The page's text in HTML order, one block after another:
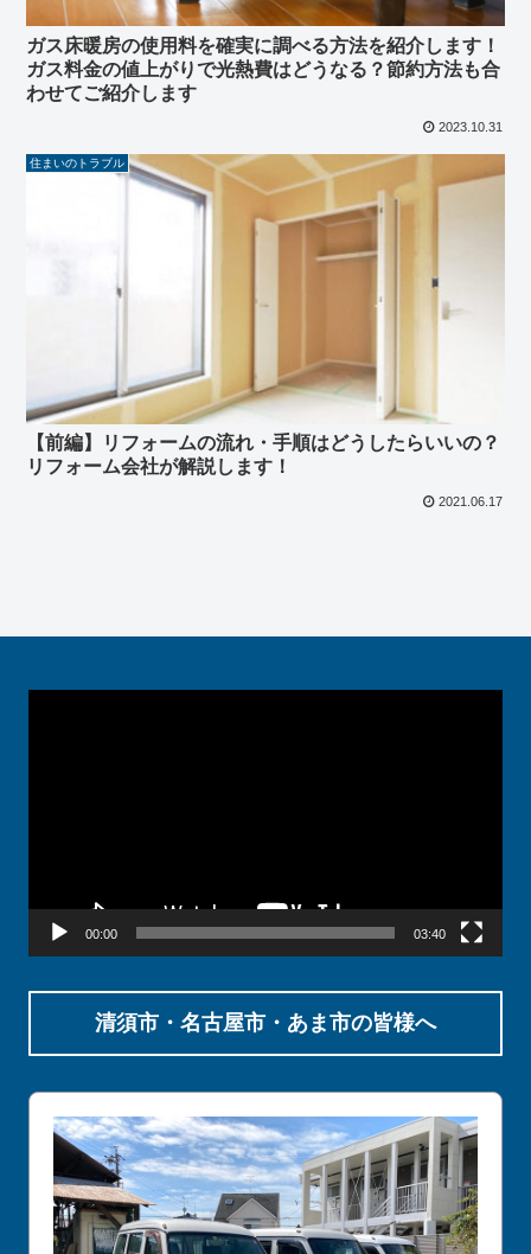
ガス床暖房の使用料を確実に調べる方法を紹介します！
ガス料金の値上がりで光熱費はどうなる？節約方法も合
わせてご紹介します
2023.10.31
住まいのトラブル
【前編】リフォームの流れ・手順はどうしたらいいの？
リフォーム会社が解説します！
2021.06.17
00:00 03:40
清須市・名古屋市・あま市の皆様へ